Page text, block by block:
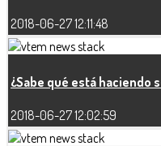
2018-06-27 12:11:48
¿Sabe qué está haciendo
2018-06-27 12:02:59